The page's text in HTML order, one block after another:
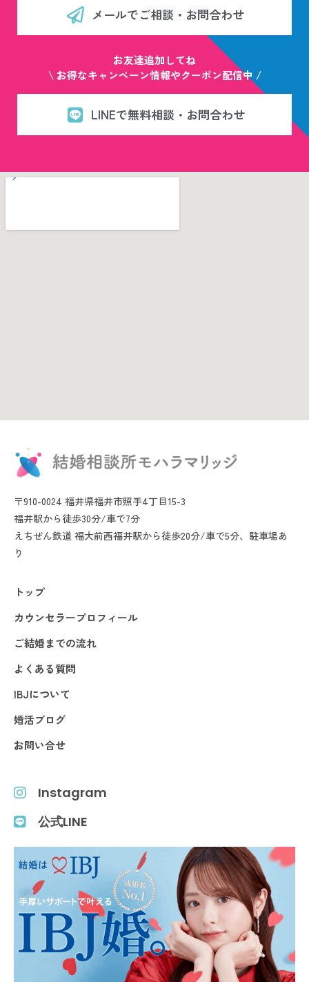
メールでご相談・お問合わせ
お友達追加してね
\ お得なキャンペーン情報やクーポン配信中 /
LINEで無料相談・お問合わせ
〒910-0024 福井県福井市照手4丁目15-3
福井駅から徒歩30分/車で7分
えちぜん鉄道 福大前西福井駅から徒歩20分/車で5分、駐車場あ
り
トップ
カウンセラープロフィール
ご結婚までの流れ
よくある質問
IBJについて
婚活ブログ
お問い合せ
Instagram
公式LINE